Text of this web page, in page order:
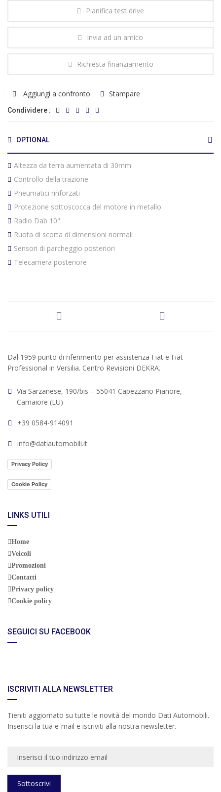
Pianifica test drive
Invia ad un amico
Richiesta finanziamento
Aggiungi a confronto Stampare
Condividere :
OPTIONAL
Altezza da terra aumentata di 30mm
Controllo della trazione
Pneumatici rinforzati
Protezione sottoscocca del motore in metallo
Radio Dab 10"
Ruota di scorta di dimensioni normali
Sensori di parcheggio posteriori
Telecamera posteriore
Dal 1959 punto di riferimento per assistenza Fiat e Fiat
Professional in Versilia. Centro Revisioni DEKRA.
Via Sarzanese, 190/bis – 55041 Capezzano Pianore,
Camaiore (LU)
+39 0584-914091
info@datiautomobili.it
Privacy Policy
Cookie Policy
LINKS UTILI
Home
Veicoli
Promozioni
Contatti
Privacy policy
Cookie policy
SEGUICI SU FACEBOOK
ISCRIVITI ALLA NEWSLETTER
Tieniti aggiornato su tutte le novità del mondo Dati Automobili.
Inserisci la tua e-mail e iscriviti alla nostra newsletter.
Sottoscrivi